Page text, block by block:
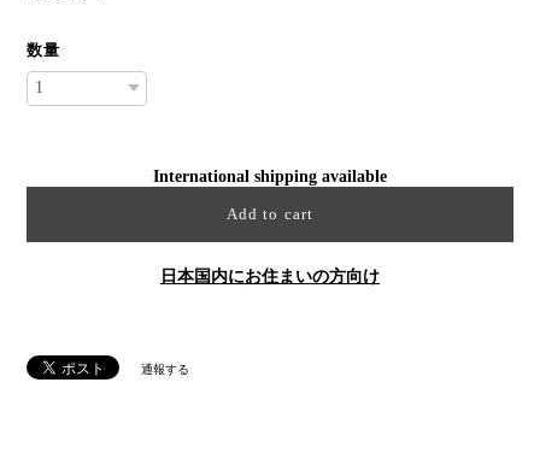
数量
International shipping available
Add to cart
日本国内にお住まいの方向け
通報する